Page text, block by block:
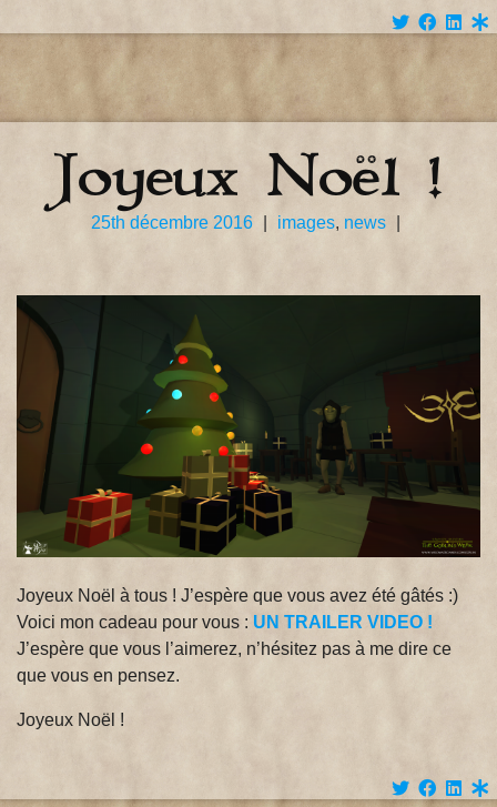
Joyeux Noël !
25th décembre 2016 images, news
Joyeux Noël à tous ! J’espère que vous avez été gâtés :)
Voici mon cadeau pour vous : UN TRAILER VIDEO !
J’espère que vous l’aimerez, n’hésitez pas à me dire ce
que vous en pensez.
Joyeux Noël !